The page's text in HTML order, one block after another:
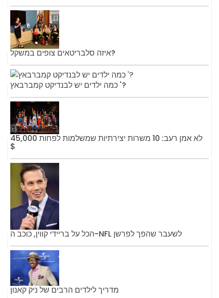
איזה סלבריטאים צופים במשקל?
כמה ילדים יש לבנדיקט קמברבאץ '?
לא אמן רעב: 10 משרות יצירתיות שמשלמות לפחות 45,000
$
הכל על בריידי קווין, כוכב ה-NFL לשעבר שהפך לפרשן
מדריך לילדים הרבים של ניק קאנון